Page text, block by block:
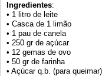
Ingredientes:
• 1 litro de leite
• Casca de 1 limão
• 1 pau de canela
• 250 gr de açúcar
• 12 gemas de ovo
• 50 gr de farinha
• Açúcar q.b. (para queimar)